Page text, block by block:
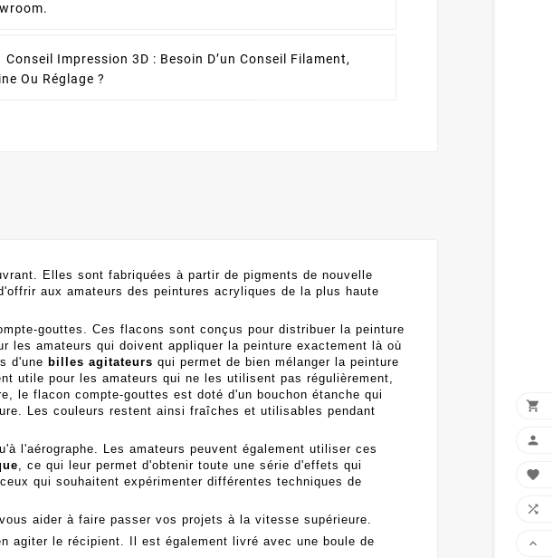
Conseil Impression 3D : Besoin D’un Conseil Filament,
Ou Réglage ?
Elles sont fabriquées à partir de pigments de nouvelle
aux amateurs des peintures acryliques de la plus haute
gouttes. Ces flacons sont conçus pour distribuer la peinture
amateurs qui doivent appliquer la peinture exactement là où
d'une billes agitateurs qui permet de bien mélanger la peinture
utile pour les amateurs qui ne les utilisent pas régulièrement,
le flacon compte-gouttes est doté d'un bouchon étanche qui
Les couleurs restent ainsi fraîches et utilisables pendant
l'aérographe. Les amateurs peuvent également utiliser ces
, ce qui leur permet d'obtenir toute une série d'effets qui
qui souhaitent expérimenter différentes techniques de
aider à faire passer vos projets à la vitesse supérieure.
agiter le récipient. Il est également livré avec une boule de




